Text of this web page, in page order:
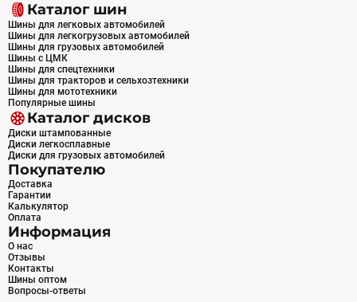
Каталог шин
Шины для легковых автомобилей
Шины для легкогрузовых автомобилей
Шины для грузовых автомобилей
Шины с ЦМК
Шины для спецтехники
Шины для тракторов и сельхозтехники
Шины для мототехники
Популярные шины
Каталог дисков
Диски штампованные
Диски легкосплавные
Диски для грузовых автомобилей
Покупателю
Доставка
Гарантии
Калькулятор
Оплата
Информация
О нас
Отзывы
Контакты
Шины оптом
Вопросы-ответы